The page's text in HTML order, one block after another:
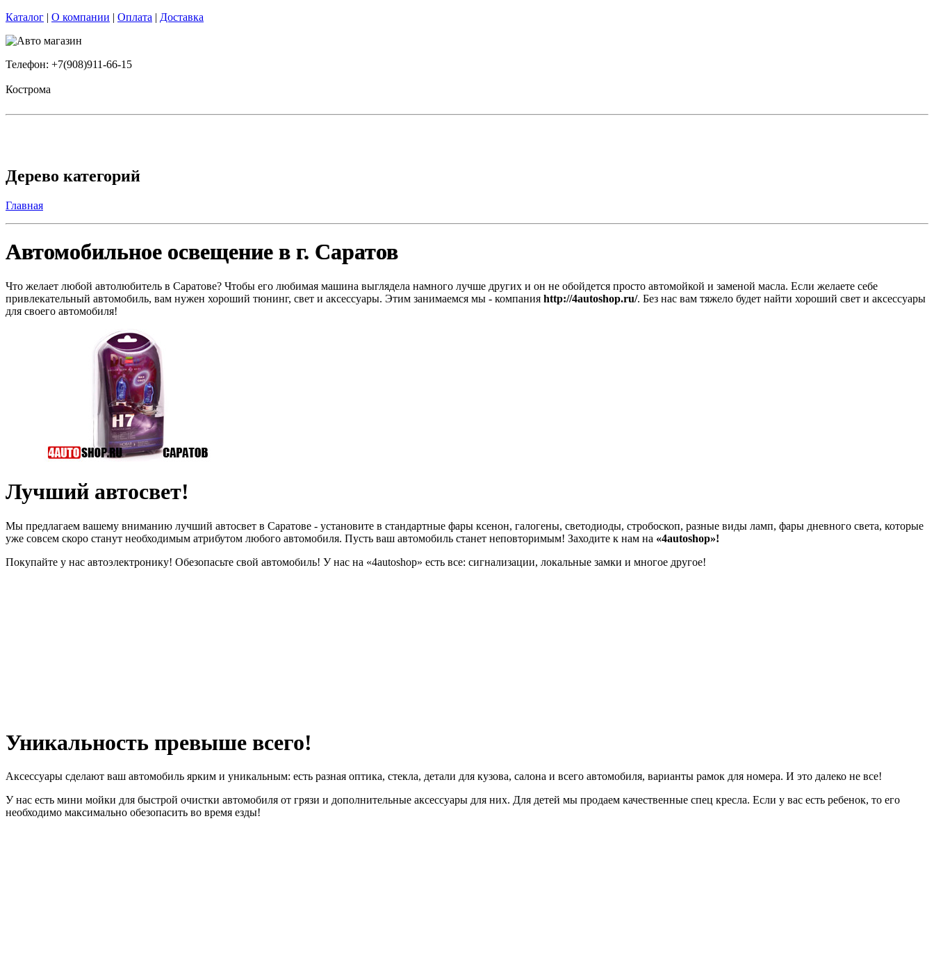
Каталог | О компании | Оплата | Доставка
Телефон: +7(908)911-66-15
Кострома
Дерево категорий
Главная
Автомобильное освещение в г. Саратов
Что желает любой автолюбитель в Саратове? Чтобы его любимая машина выглядела намного лучше других и он не обойдется просто автомойкой и заменой масла. Если желаете себе
привлекательный автомобиль, вам нужен хороший тюнинг, свет и аксессуары. Этим занимаемся мы - компания http://4autoshop.ru/. Без нас вам тяжело будет найти хороший свет и аксессуары
для своего автомобиля!
Лучший автосвет!
Мы предлагаем вашему вниманию лучший автосвет в Саратове - установите в стандартные фары ксенон, галогены, светодиоды, стробоскоп, разные виды ламп, фары дневного света, которые
уже совсем скоро станут необходимым атрибутом любого автомобиля. Пусть ваш автомобиль станет неповторимым! Заходите к нам на «4autoshop»!
Покупайте у нас автоэлектронику! Обезопасьте свой автомобиль! У нас на «4autoshop» есть все: сигнализации, локальные замки и многое другое!
Уникальность превыше всего!
Аксессуары сделают ваш автомобиль ярким и уникальным: есть разная оптика, стекла, детали для кузова, салона и всего автомобиля, варианты рамок для номера. И это далеко не все!
У нас есть мини мойки для быстрой очистки автомобиля от грязи и дополнительные аксессуары для них. Для детей мы продаем качественные спец кресла. Если у вас есть ребенок, то его
необходимо максимально обезопасить во время езды!